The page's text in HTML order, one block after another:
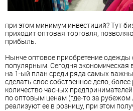
при этом минимум инвестиций? Тут
приходит оптовая торговля,
прибыль.
Нынче оптовое приобретение одежды
популярным. Сегодня экономическая
на 1-ый план среди ряда самых
сделать свое собственное дело,
количество часных
по оптовым ценам (где-то за
реализуют ее в розницу, при этом